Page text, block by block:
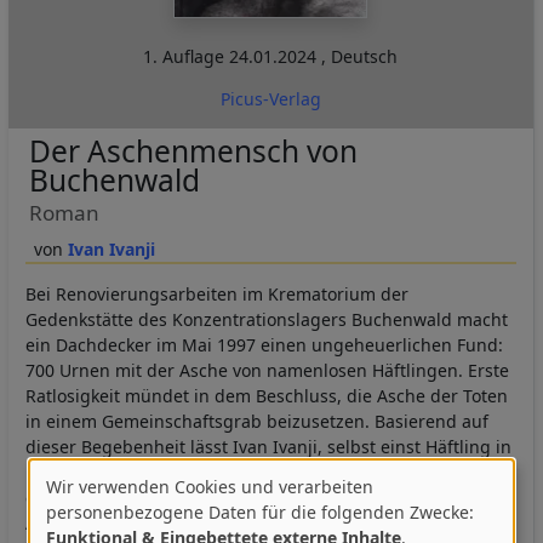
1. Auflage24.01.2024 , Deutsch
Picus-Verlag
Ivan Ivanji
Der Aschenmensch von
Buchenwald
Roman
Bei Renovierungsarbeiten im Krematorium der
Gedenkstätte des Konzentrationslagers Buchenwald macht
ein Dachdecker im Mai 1997 einen ungeheuerlichen Fund:
700 Urnen mit der Asche von namenlosen Häftlingen. Erste
Ratlosigkeit mündet in dem Beschluss, die Asche der Toten
in einem Gemeinschaftsgrab beizusetzen. Basierend auf
dieser Begebenheit lässt Ivan Ivanji, selbst einst Häftling in
eine neue Gestalt von mythischer Wucht erstehen: den
Aschenmenschen von Buchenwald, ein wolkenförmiges
Verwendung
Wir verwenden Cookies und verarbeiten
personenbezogene Daten für die folgenden Zwecke:
Funktional & Eingebettete externe Inhalte.